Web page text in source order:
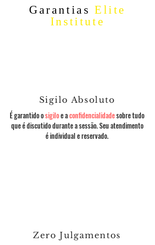
Garantias Elite
Institute
Sigilo Absoluto
É garantido osigiloe aconfidencialidadesobre tudo
que é discutido durante a sessão. Seu atendimento
é individual e reservado.
Zero Julgamentos